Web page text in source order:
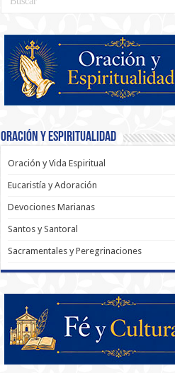
Oración y Espiritualidad
Oración y Vida Espiritual
Eucaristía y Adoración
Devociones Marianas
Santos y Santoral
Sacramentales y Peregrinaciones